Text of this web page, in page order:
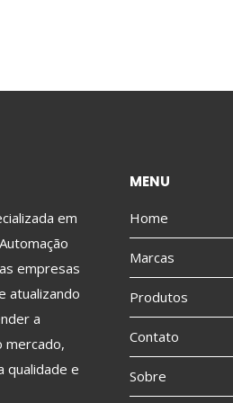
em
empresas
atualizando
a
mercado,
qualidade e
MENU
Home
Marcas
Produtos
Contato
Sobre